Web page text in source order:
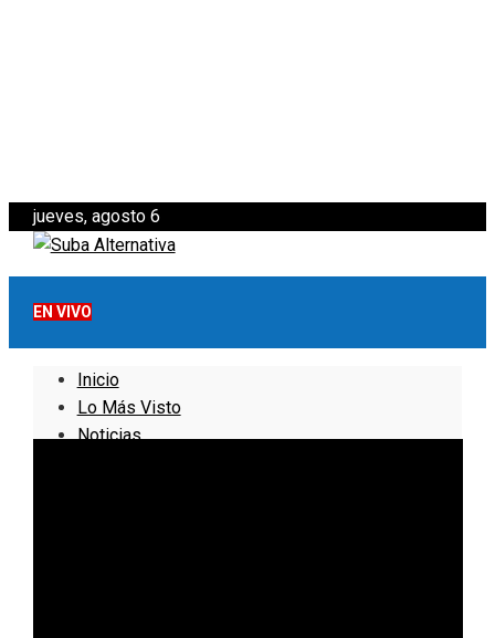
jueves, agosto 6
EN VIVO
Inicio
Lo Más Visto
Noticias